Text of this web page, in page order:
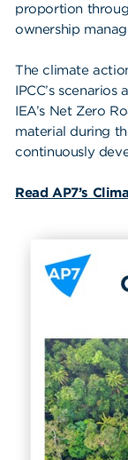
proportion
ownership
The climate
IPCC’s
IEA’s Net Zero
material during
continuously
Read AP7’s